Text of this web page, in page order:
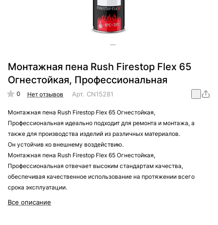
Монтажная пена Rush Firestop Flex 65
Огнестойкая, Профессиональная
0 Нет отзывов Арт. CN15281
Монтажная пена Rush Firestop Flex 65 Огнестойкая,
Профессиональная идеально подходит для ремонта и монтажа, а
также для производства изделий из различных материалов.
Он устойчив ко внешнему воздействию.
Монтажная пена Rush Firestop Flex 65 Огнестойкая,
Профессиональная отвечает высоким стандартам качества,
обеспечивая качественное использование на протяжении всего
срока эксплуатации.
Все описание